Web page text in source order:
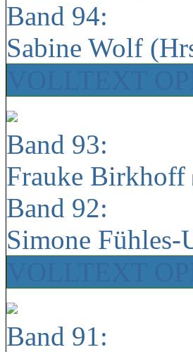
Band 94:
Sabine Wolf
Band 93:
Frauke Birkhoff
Band 92:
Simone Fühles-
Band 91: